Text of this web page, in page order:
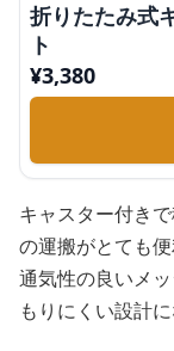
折りたたみ式
ト
¥3,380
キャスター付き
の運搬がとても便
通気性の良いメ
もりにくい設計に